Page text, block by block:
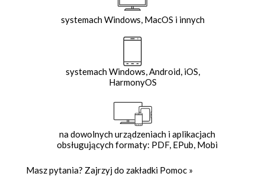
systemach Windows, MacOS i innych
systemach Windows, Android, iOS,
HarmonyOS
na dowolnych urządzeniach i aplikacjach
obsługujących formaty: PDF, EPub, Mobi
Masz pytania? Zajrzyj do zakładki Pomoc »